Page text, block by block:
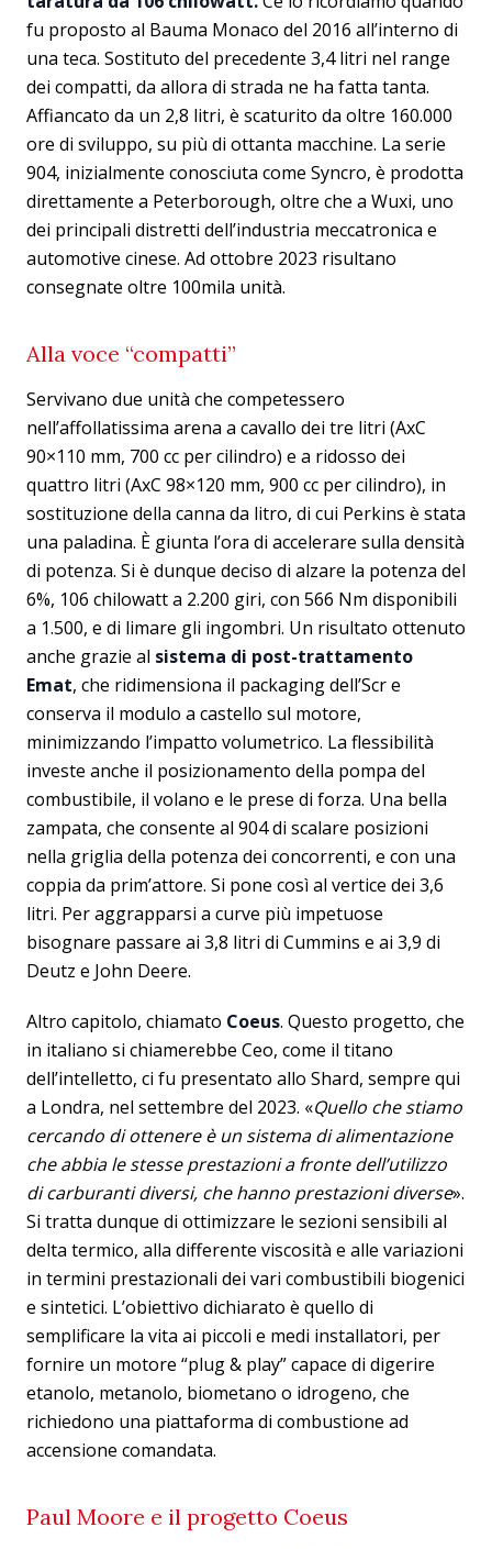
fu proposto al Bauma Monaco del 2016 all’interno di
una teca. Sostituto del precedente 3,4 litri nel range
dei compatti, da allora di strada ne ha fatta tanta.
Affiancato da un 2,8 litri, è scaturito da oltre 160.000
ore di sviluppo, su più di ottanta macchine. La serie
904, inizialmente conosciuta come Syncro, è prodotta
direttamente a Peterborough, oltre che a Wuxi, uno
dei principali distretti dell’industria meccatronica e
automotive cinese. Ad ottobre 2023 risultano
consegnate oltre 100mila unità.
Alla voce “compatti”
Servivano due unità che competessero
nell’affollatissima arena a cavallo dei tre litri (AxC
90×110 mm, 700 cc per cilindro) e a ridosso dei
quattro litri (AxC 98×120 mm, 900 cc per cilindro), in
sostituzione della canna da litro, di cui Perkins è stata
una paladina. È giunta l’ora di accelerare sulla densità
di potenza. Si è dunque deciso di alzare la potenza del
6%, 106 chilowatt a 2.200 giri, con 566 Nm disponibili
a 1.500, e di limare gli ingombri. Un risultato ottenuto
anche grazie al sistema di post-trattamento
Emat, che ridimensiona il packaging dell’Scr e
conserva il modulo a castello sul motore,
minimizzando l’impatto volumetrico. La flessibilità
investe anche il posizionamento della pompa del
combustibile, il volano e le prese di forza. Una bella
zampata, che consente al 904 di scalare posizioni
nella griglia della potenza dei concorrenti, e con una
coppia da prim’attore. Si pone così al vertice dei 3,6
litri. Per aggrapparsi a curve più impetuose
bisognare passare ai 3,8 litri di Cummins e ai 3,9 di
Deutz e John Deere.
Altro capitolo, chiamato Coeus. Questo progetto, che
in italiano si chiamerebbe Ceo, come il titano
dell’intelletto, ci fu presentato allo Shard, sempre qui
a Londra, nel settembre del 2023. «Quello che stiamo
cercando di ottenere è un sistema di alimentazione
che abbia le stesse prestazioni a fronte dell’utilizzo
di carburanti diversi, che hanno prestazioni diverse».
Si tratta dunque di ottimizzare le sezioni sensibili al
delta termico, alla differente viscosità e alle variazioni
in termini prestazionali dei vari combustibili biogenici
e sintetici. L’obiettivo dichiarato è quello di
semplificare la vita ai piccoli e medi installatori, per
fornire un motore “plug & play” capace di digerire
etanolo, metanolo, biometano o idrogeno, che
richiedono una piattaforma di combustione ad
accensione comandata.
Paul Moore e il progetto Coeus